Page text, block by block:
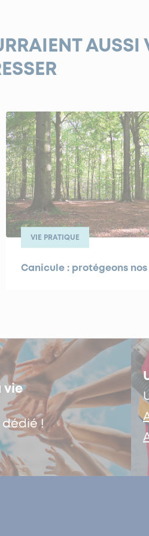
AUSSI
VIE PRATIQUE
Canicule : protégeons
vie
!